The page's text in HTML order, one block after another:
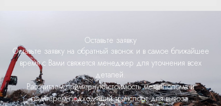
Оставьте заявку
Оставьте заявку на обратный звонок и в самое ближайшее
время с Вами свяжется менеджер для уточнения всех
деталей.
Рассчитаем примерную стоимость металлолома и
подберем подходящий транспорт для вывоза.